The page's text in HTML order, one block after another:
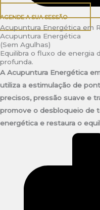
AGENDE A SUA SESSÃO
Acupuntura Energética em
Acupuntura Energética
(Sem Agulhas)
Equilibra o fluxo de energia
profunda.
A Acupuntura Energética
utiliza a estimulação de
precisos, pressão suave e
promove o desbloqueio de
energética e restaura o